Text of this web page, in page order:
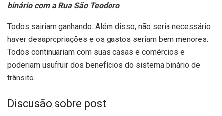
binário com a Rua São Teodoro
Todos sairiam ganhando. Além disso, não seria necessário
haver desapropriações e os gastos seriam bem menores.
Todos continuariam com suas casas e comércios e
poderiam usufruir dos benefícios do sistema binário de
trânsito.
Discusão sobre post